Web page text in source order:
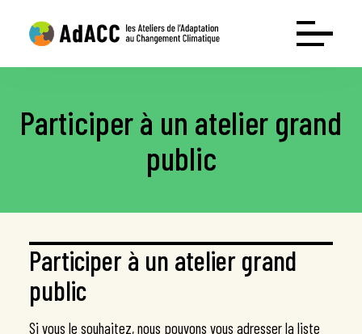
Les ateliers
Conférence interactive Déclic’Adaptation
Atelier Mobilisation Adaptation
Ressources
Le guide
Test entreprises
Test collectivités
Participer à un atelier grand
public
Participer à un atelier grand
public
Si vous le souhaitez, nous pouvons vous adresser la liste